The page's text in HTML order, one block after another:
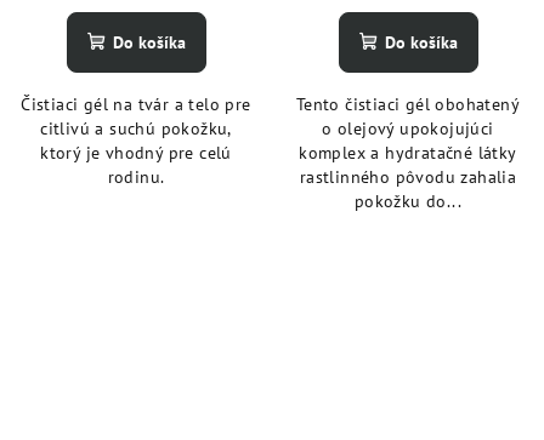
Do košíka
Čistiaci gél na tvár a telo pre
citlivú a suchú pokožku,
ktorý je vhodný pre celú
rodinu.
Do košíka
Tento čistiaci gél obohatený
o olejový upokojujúci
komplex a hydratačné látky
rastlinného pôvodu zahalia
pokožku do...